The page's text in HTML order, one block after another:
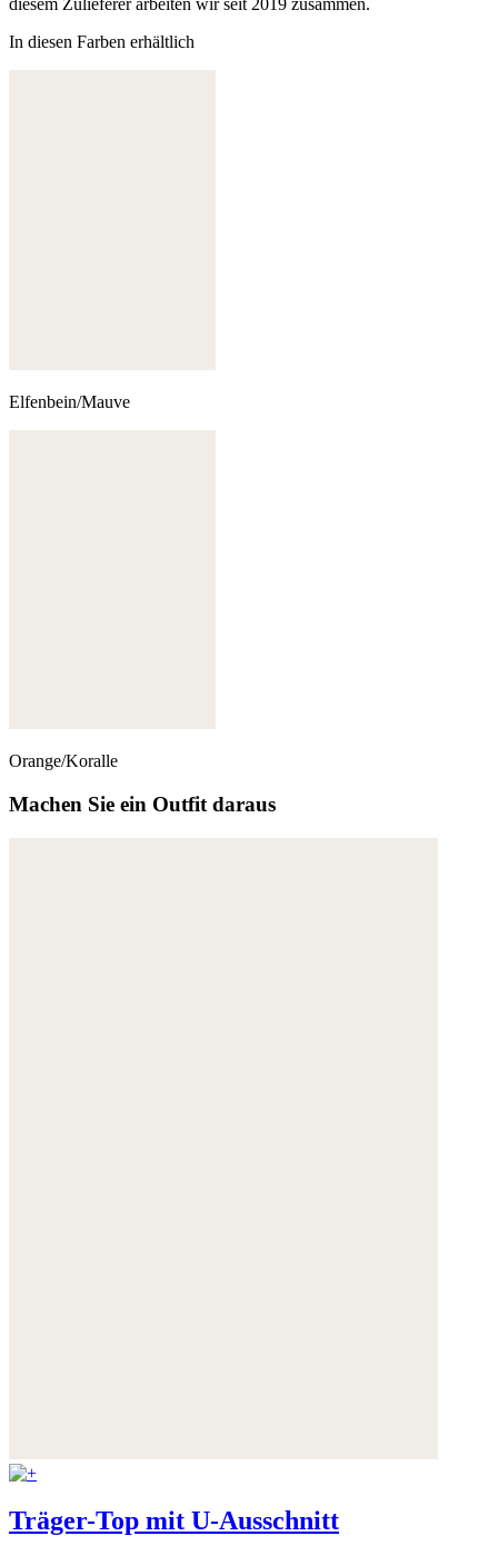
In diesen Farben erhältlich
Elfenbein/Mauve
Orange/Koralle
Machen Sie ein Outfit daraus
Träger-Top mit U-Ausschnitt